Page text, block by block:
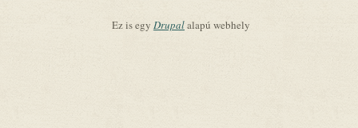
Ez is egy Drupalalapú webhely